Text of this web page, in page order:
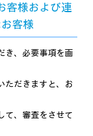
客様および連
客様
き、必要事項を画
ただきますと、お
て、審査をさせて